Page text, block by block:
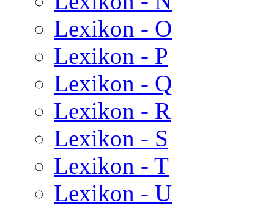
Lexikon - O
Lexikon - P
Lexikon - Q
Lexikon - R
Lexikon - S
Lexikon - T
Lexikon - U